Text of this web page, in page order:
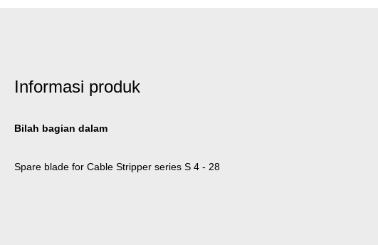
Informasi produk
Bilah bagian dalam
Spare blade for Cable Stripper series S 4 - 28